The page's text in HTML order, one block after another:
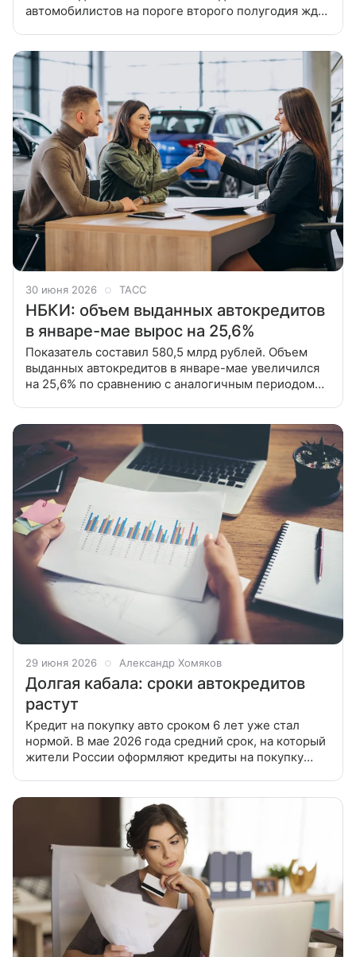
автомобилистов на пороге второго полугодия ждет
30 июня 2026 ТАСС
НБКИ: объем выданных автокредитов
в январе-мае вырос на 25,6%
Показатель составил 580,5 млрд рублей. Объем
выданных автокредитов в январе-мае увеличился
на 25,6% по сравнению с аналогичным периодом
29 июня 2026 Александр Хомяков
Долгая кабала: сроки автокредитов
растут
Кредит на покупку авто сроком 6 лет уже стал
нормой. В мае 2026 года средний срок, на который
жители России оформляют кредиты на покупку